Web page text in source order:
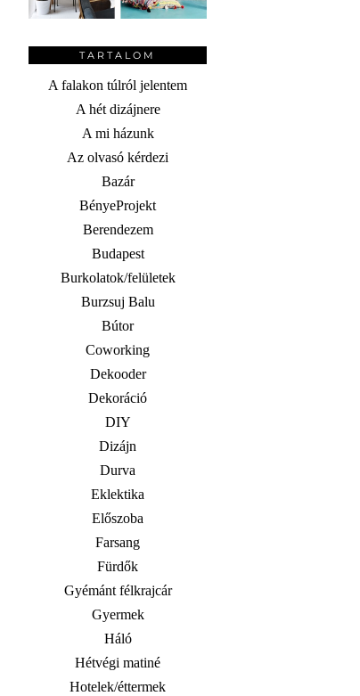
TARTALOM
A falakon túlról jelentem
A hét dizájnere
A mi házunk
Az olvasó kérdezi
Bazár
BényeProjekt
Berendezem
Budapest
Burkolatok/felületek
Burzsuj Balu
Bútor
Coworking
Dekooder
Dekoráció
DIY
Dizájn
Durva
Eklektika
Előszoba
Farsang
Fürdők
Gyémánt félkrajcár
Gyermek
Háló
Hétvégi matiné
Hotelek/éttermek